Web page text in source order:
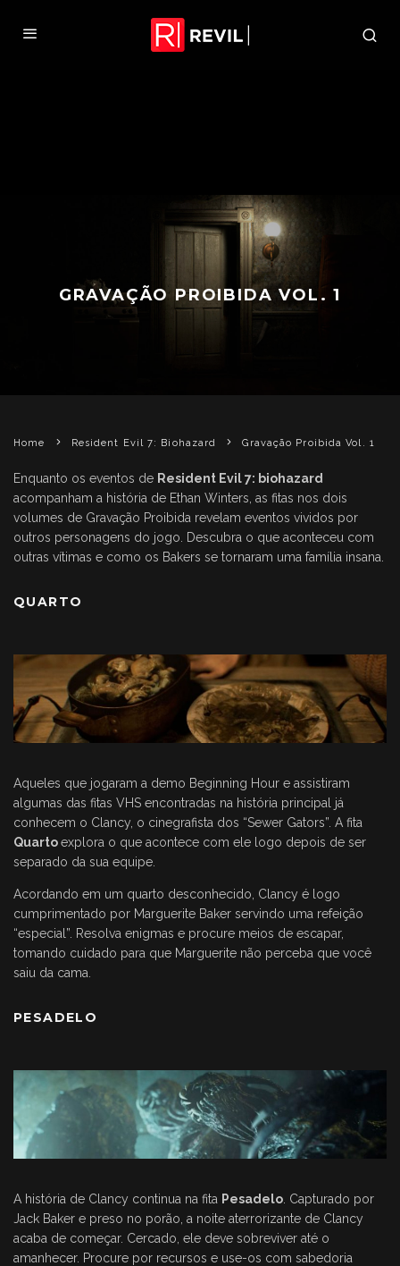
GRAVAÇÃO PROIBIDA VOL. 1
Home Resident Evil 7: Biohazard Gravação Proibida Vol. 1
Enquanto os eventos de Resident Evil 7: biohazard
acompanham a história de Ethan Winters, as fitas nos dois
volumes de Gravação Proibida revelam eventos vividos por
outros personagens do jogo. Descubra o que aconteceu com
outras vítimas e como os Bakers se tornaram uma família insana.
QUARTO
Aqueles que jogaram a demo Beginning Hour e assistiram
algumas das fitas VHS encontradas na história principal já
conhecem o Clancy, o cinegrafista dos “Sewer Gators”. A fita
Quartoexplora o que acontece com ele logo depois de ser
separado da sua equipe.
Acordando em um quarto desconhecido, Clancy é logo
cumprimentado por Marguerite Baker servindo uma refeição
“especial”. Resolva enigmas e procure meios de escapar,
tomando cuidado para que Marguerite não perceba que você
saiu da cama.
PESADELO
A história de Clancy continua na fita Pesadelo . Capturado por
Jack Baker e preso no porão, a noite aterrorizante de Clancy
acaba de começar. Cercado, ele deve sobreviver até o
amanhecer. Procure por recursos e use-os com sabedoria